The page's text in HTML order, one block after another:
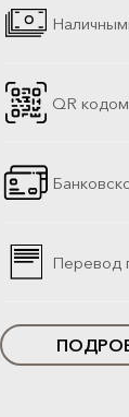
QR
Перевод